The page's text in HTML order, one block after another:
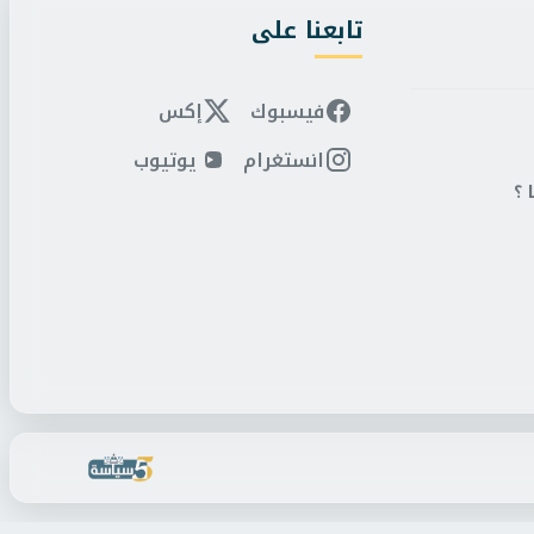
؟
تابعنا على
فيسبوك
إكس
انستغرام
يوتيوب